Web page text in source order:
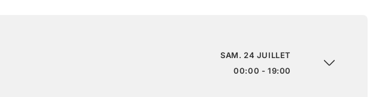
SAM. 24 JUILLET
00:00 - 19:00